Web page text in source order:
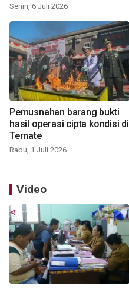
Senin, 6 Juli 2026
Pemusnahan barang bukti
hasil operasi cipta kondisi di
Ternate
Rabu, 1 Juli 2026
Video